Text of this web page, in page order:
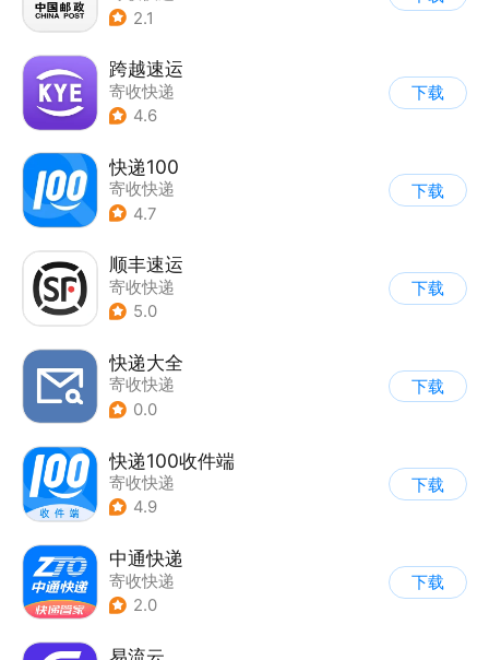
2.1
跨越速运
寄收快递
4.6
下载
快递100
寄收快递
4.7
下载
顺丰速运
寄收快递
5.0
下载
快递大全
寄收快递
0.0
下载
快递100收件端
寄收快递
4.9
下载
中通快递
寄收快递
2.0
下载